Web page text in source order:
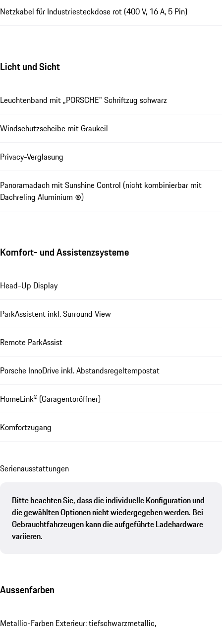
Netzkabel für Industriesteckdose rot (400 V, 16 A, 5 Pin)
Licht und Sicht
Leuchtenband mit „PORSCHE" Schriftzug schwarz
Windschutzscheibe mit Graukeil
Privacy-Verglasung
Panoramadach mit Sunshine Control (nicht kombinierbar mit
Dachreling Aluminium ⊗)
Komfort- und Assistenzsysteme
Head-Up Display
ParkAssistent inkl. Surround View
Remote ParkAssist
Porsche InnoDrive inkl. Abstandsregeltempostat
HomeLink® (Garagentoröffner)
Komfortzugang
Se­ri­en­aus­stat­tungen
Bitte beachten Sie, dass die individuelle Konfiguration und
die gewählten Optionen nicht wiedergegeben werden. Bei
Gebrauchtfahrzeugen kann die aufgeführte Ladehardware
variieren.
Aussenfarben
Metallic-Farben Exterieur: tiefschwarzmetallic,